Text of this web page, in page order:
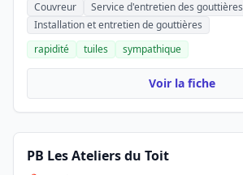
Couvreur
Service d'entretien des gouttières
Installation et entretien de gouttières
rapidité
tuiles sympathique
Voir la fiche
PB Les Ateliers du Toit